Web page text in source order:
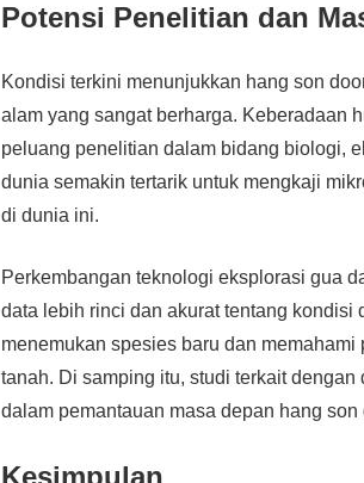
Potensi Penelitian dan
Kondisi terkini menunjukkan hang son
alam yang sangat berharga. Keberadaan
peluang penelitian dalam bidang biologi,
dunia semakin tertarik untuk mengkaji
di dunia ini.
Perkembangan teknologi eksplorasi gua
data lebih rinci dan akurat tentang
menemukan spesies baru dan
tanah. Di samping itu, studi terkait
dalam pemantauan masa depan hang son